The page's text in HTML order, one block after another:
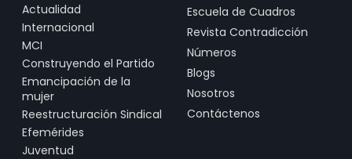
Actualidad
Internacional
MCI
Construyendo el Partido
Emancipación de la
mujer
Reestructuración Sindical
Efemérides
Juventud
Escuela de Cuadros
Revista Contradicción
Números
Blogs
Nosotros
Contáctenos